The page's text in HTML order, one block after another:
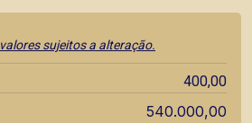
valores sujeitos a alteração.
400,00
540.000,00